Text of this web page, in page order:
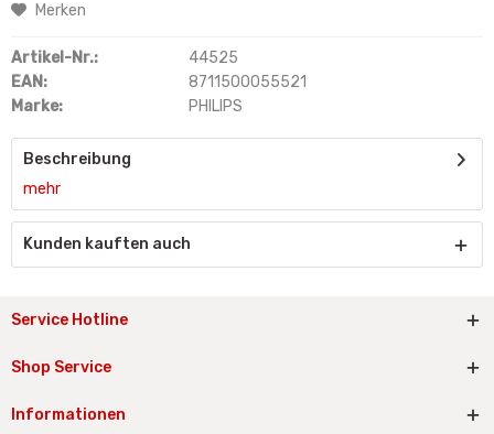
Merken
Artikel-Nr.:
44525
EAN:
8711500055521
Marke:
PHILIPS
Beschreibung
mehr
Kunden kauften auch
Service Hotline
Shop Service
Informationen